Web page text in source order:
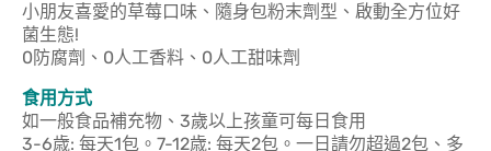
小朋友喜愛的草莓口味、隨身包粉末劑型、啟動全方位好
菌生態!
0防腐劑、0人工香料、0人工甜味劑
食用方式
如一般食品補充物、3歲以上孩童可每日食用
3-6歳: 每天1包。7-12歳: 每天2包。一日請勿超過2包、多